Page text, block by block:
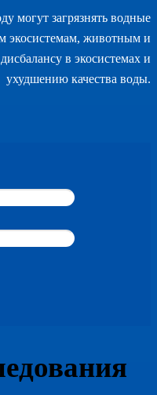
могут загрязнять водные
экосистемам, животным и
в экосистемах и
ухудшению качества воды.